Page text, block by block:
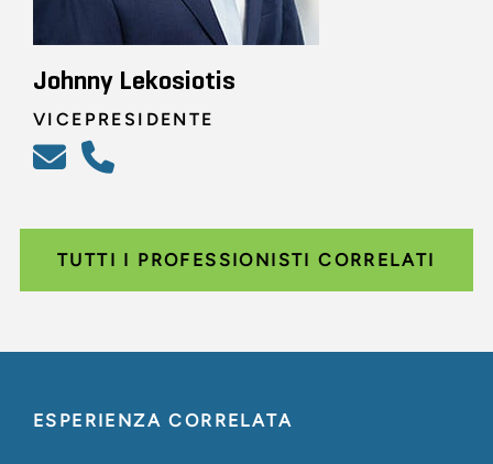
Johnny Lekosiotis
VICEPRESIDENTE
TUTTI I PROFESSIONISTI CORRELATI
ESPERIENZA CORRELATA